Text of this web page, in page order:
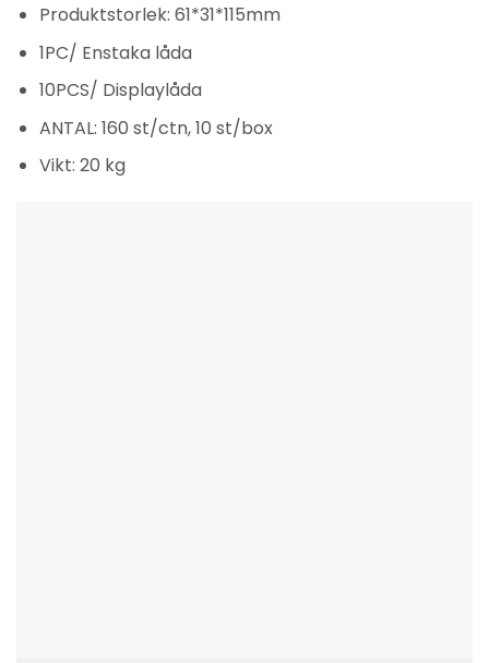
Produktstorlek: 61*31*115mm
1PC/ Enstaka låda
10PCS/ Displaylåda
ANTAL: 160 st/ctn, 10 st/box
Vikt: 20 kg